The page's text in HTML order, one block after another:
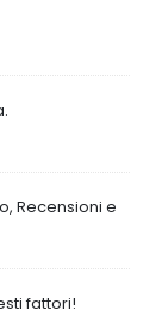
Recensioni e
fattori!